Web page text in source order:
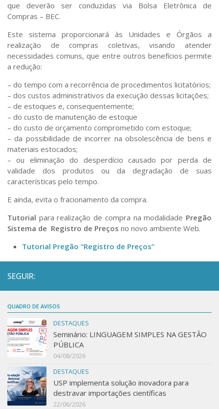
Capacitação – Compras.sp.gov.br
uso dos DFDs nas Demandas de Compra.
3º Encontro Técnico – A NLLC E SUA APLICAÇÃO
PELAS UNIVERSIDADES DO ESTADO DE SÃO PAULO –
Webinar – Pesquisa de Preços
II Simpósio de Compras Públicas da EACH
Oficinas para simulação de uso do sistema
Compras.gov.br
Informes sobre a “NLLC”
NLLC e Compras.gov na USP
Capacitação NLLC
Capacitação SEI!
Capacitação SEI – Governo SP
Capacitação SEI
Cadastro SEI!
Canal do YouTube
Acesso restrito
Desktop Virtual
Galeria AppSheet
Help Desk
Links
que deverão ser conduzidas via Bolsa Eletrônica de
Compras – BEC.
Este sistema proporcionará às Unidades e Órgãos a
realização de compras coletivas, visando atender
necessidades comuns, que entre outros benefícios permite
a redução:
– do tempo com a recorrência de procedimentos licitatórios;
– dos custos administrativos da execução dessas licitações;
– de estoques e, consequentemente;
– do custo de manutenção de estoque
– do custo de orçamento comprometido com estoque;
– da possibilidade de incorrer na obsolescência de bens e
materiais estocados;
– ou eliminação do desperdício causado por perda de
validade dos produtos ou da degradação de suas
características pelo tempo.
E ainda, evita o fracionamento da compra.
Tutorial para realização de compra na modalidade Pregão
Sistema de Registro de Preços no novo ambiente Web.
Tutorial Pregão “Registro de Preços”
SEGUIR:
QUADRO DE AVISOS
DESTAQUES
Seminário: LINGUAGEM SIMPLES NA GESTÃO
PÚBLICA
04/08/2026
DESTAQUES
USP implementa solução inovadora para
destravar importações científicas
22/06/2026